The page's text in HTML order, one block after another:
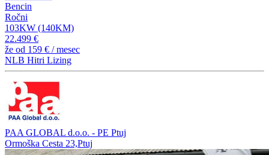
Bencin
Ročni
103KW (140KM)
22.499 €
že od 159 € / mesec
NLB Hitri Lizing
PAA GLOBAL d.o.o. - PE Ptuj
Ormoška Cesta 23,Ptuj